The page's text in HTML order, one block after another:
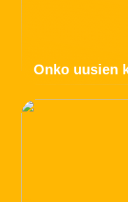
Onko uusien